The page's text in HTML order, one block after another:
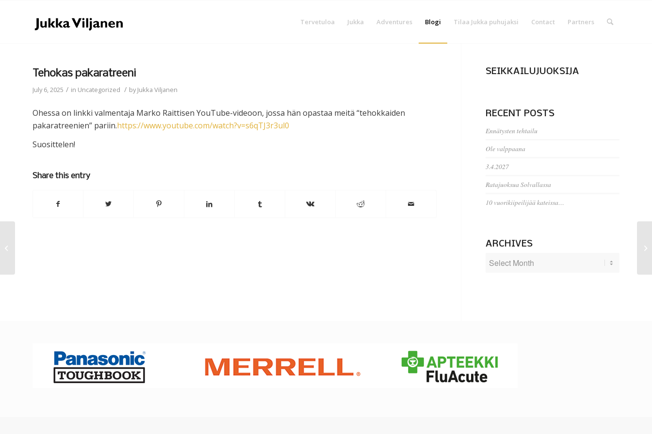
Tervetuloa Jukka Adventures Blogi Tilaa Jukka puhujaksi Contact Partners
Tehokas pakaratreeni
July 6, 2025 / in Uncategorized / byJukka Viljanen
Ohessa on linkki valmentaja Marko Raittisen YouTube-videoon, jossa hän opastaa meitä “tehokkaiden
pakaratreenien” pariin.https://www.youtube.com/watch?v=s6qTJ3r3ul0
Suosittelen!
Share this entry
SEIKKAILUJUOKSIJA
RECENT POSTS
Ennätysten tehtailu
Ole valppaana
3.4.2027
Ratajuoksua Solvallassa
10 vuorikiipeilijää kateissa…
ARCHIVES